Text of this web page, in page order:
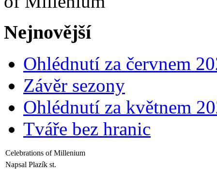
Nejnovější
Ohlédnutí za červnem
Závěr sezony
Ohlédnutí za květnem
Tváře bez hranic
Celebrations of Millenium
Napsal Plazík st.